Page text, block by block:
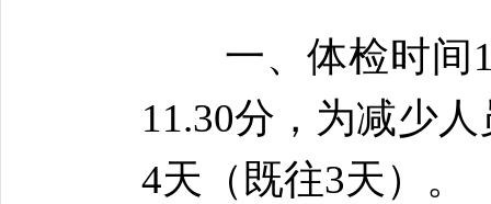
一、体检时间
11.30分，为减少
4天（既往3天）。